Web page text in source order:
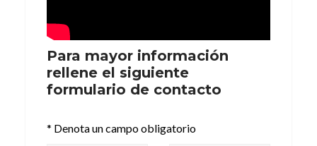
Para mayor información
rellene el siguiente
formulario de contacto
* Denota un campo obligatorio